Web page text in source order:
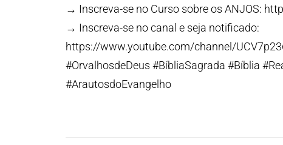
→ Inscreva-se no Curso sobre os ANJOS:
→ Inscreva-se no canal e seja notificado:
https://www.youtube.com/channel/
#OrvalhosdeDeus #BíbliaSagrada #Bíblia
#ArautosdoEvangelho